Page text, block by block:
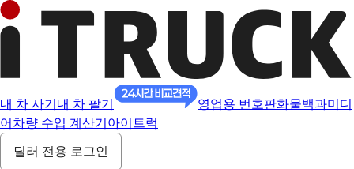
내 차 사기 내 차 팔기 영업용 번호판화물백과미디
어 차량 수입 계산기 아이트럭
딜러 전용 로그인